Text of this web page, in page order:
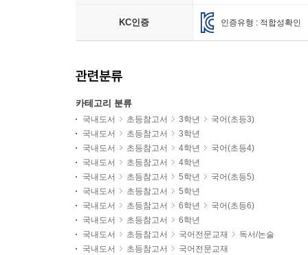
KC인증 인증유형 : 적합성확인
관련분류
카테고리 분류
국내도서 초등참고서 3학년
국어(초등3)
국내도서
초등참고서
3학년
국내도서
초등참고서 4학년
국어(초등4)
국내도서
초등참고서
4학년
국내도서
초등참고서 5학년
국어(초등5)
국내도서
초등참고서
5학년
국내도서
초등참고서 6학년
국어(초등6)
국내도서
초등참고서
6학년
국내도서
초등참고서 국어전문교재
독서/논술
국내도서
초등참고서
국어전문교재